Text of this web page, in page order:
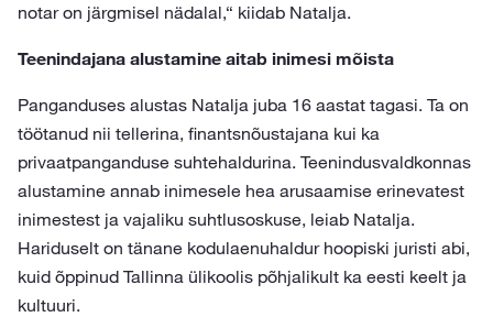
notar on järgmisel nädalal,“ kiidab Natalja.
Teenindajana alustamine aitab inimesi mõista
Panganduses alustas Natalja juba 16 aastat tagasi. Ta on
töötanud nii tellerina, finantsnõustajana kui ka
privaatpanganduse suhtehaldurina. Teenindusvaldkonnas
alustamine annab inimesele hea arusaamise erinevatest
inimestest ja vajaliku suhtlusoskuse, leiab Natalja.
Hariduselt on tänane kodulaenuhaldur hoopiski juristi abi,
kuid õppinud Tallinna ülikoolis põhjalikult ka eesti keelt ja
kultuuri.